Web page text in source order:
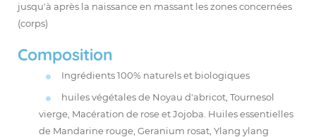
jusqu'à après la naissance en massant les zones concernées
(corps)
Composition
Ingrédients 100% naturels et biologiques
huiles végétales de Noyau d'abricot, Tournesol
vierge, Macération de rose et Jojoba. Huiles essentielles
de Mandarine rouge, Geranium rosat, Ylang ylang